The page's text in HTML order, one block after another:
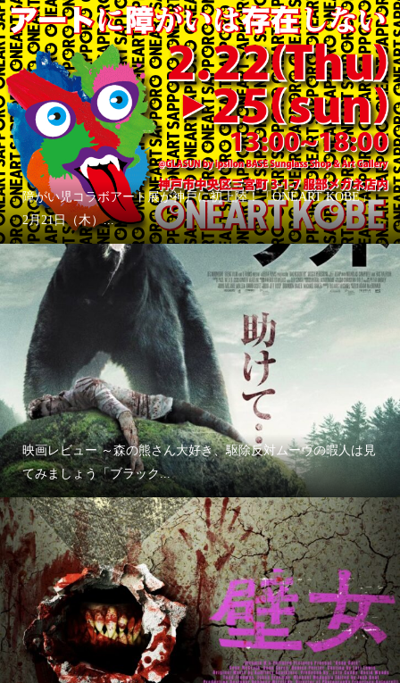
障がい児コラボアート展が神戸に初上陸！「ONEART KOBE」
2月21日（木）...
映画レビュー ～森の熊さん大好き、駆除反対ムーヴの暇人は見
てみましょう「ブラック...